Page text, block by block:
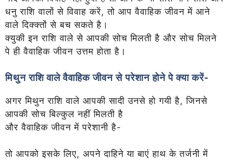
धनु राशि वालों से विवाह करें, तो आप वैवाहिक जीवन में आने
वाले दिक्क्तों से बच सकते है।
क्युकी इन राशि वाले से आपकी सोच मिलती है और सोच मिलने
पे ही वैवाहिक जीवन उत्तम होता है।
मिथुन राशि वाले वैवाहिक जीवन से परेशान होने पे क्या करें-
अगर मिथुन राशि वाले आपकी सादी उनसे हो गयी है, जिनसे
आपकी सोच बिल्कुल नहीं मिलती है
और वैवाहिक जीवन में परेशानी है-
तो आपको इसके लिए, अपने दाहिने या बाएं हाथ के तर्जनी में